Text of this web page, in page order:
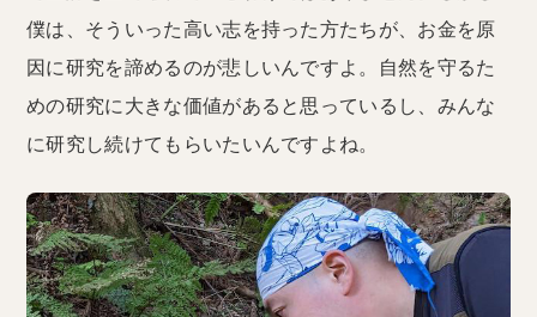
僕は、そういった高い志を持った方たちが、お金を原
因に研究を諦めるのが悲しいんですよ。自然を守るた
めの研究に大きな価値があると思っているし、みんな
に研究し続けてもらいたいんですよね。